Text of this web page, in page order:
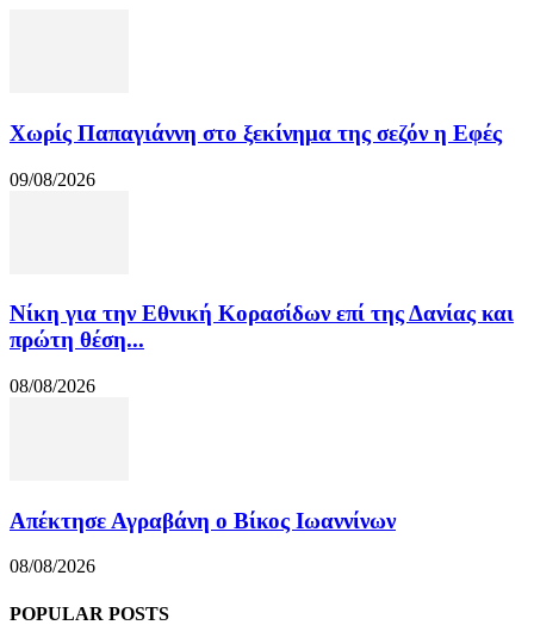
Χωρίς Παπαγιάννη στο ξεκίνημα της σεζόν η Εφές
09/08/2026
Νίκη για την Εθνική Κορασίδων επί της Δανίας και
πρώτη θέση...
08/08/2026
Απέκτησε Αγραβάνη ο Βίκος Ιωαννίνων
08/08/2026
POPULAR POSTS